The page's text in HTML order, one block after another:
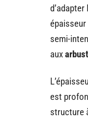
semi-
aux
est
structure